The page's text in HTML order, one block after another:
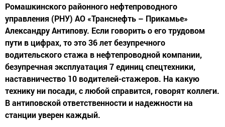
Ромашкинского районного нефтепроводного
управления (РНУ) АО «Транснефть – Прикамье»
Александру Антипову. Если говорить о его трудовом
пути в цифрах, то это 36 лет безупречного
водительского стажа в нефтепроводной компании,
безупречная эксплуатация 7 единиц спецтехники,
наставничество 10 водителей-стажеров. На какую
технику ни посади, с любой справится, говорят коллеги.
В антиповской ответственности и надежности на
станции уверен каждый.